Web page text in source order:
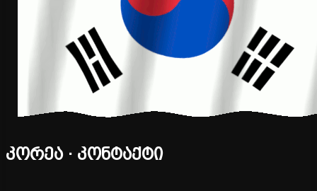
კორეა · კონტაქტი